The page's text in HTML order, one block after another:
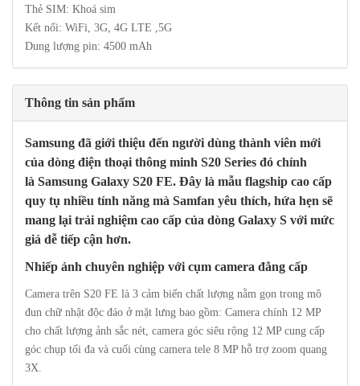
Thẻ SIM: Khoá sim
Kết nối: WiFi, 3G, 4G LTE ,5G
Dung lượng pin: 4500 mAh
Thông tin sản phẩm
Samsung đã giới thiệu đến người dùng thành viên mới
của dòng điện thoại thông minh S20 Series đó chính
là Samsung Galaxy S20 FE. Đây là mẫu flagship cao cấp
quy tụ nhiều tính năng mà Samfan yêu thích, hứa hẹn sẽ
mang lại trải nghiệm cao cấp của dòng Galaxy S với mức
giá dễ tiếp cận hơn.
Nhiếp ảnh chuyên nghiệp với cụm camera đẳng cấp
Camera trên S20 FE là 3 cảm biến chất lượng nằm gọn trong mô
đun chữ nhật độc đáo ở mặt lưng bao gồm: Camera chính 12 MP
cho chất lượng ảnh sắc nét, camera góc siêu rộng 12 MP cung cấp
góc chụp tối đa và cuối cùng camera tele 8 MP hỗ trợ zoom quang
3X.